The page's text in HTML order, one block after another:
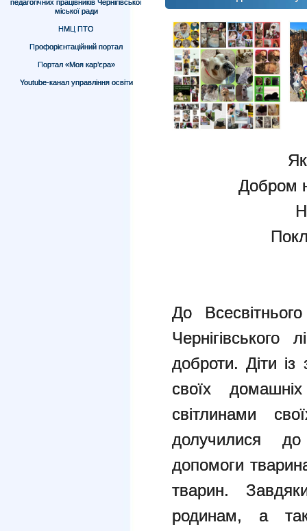
педагогічних працівників Чернігівської
міської ради
НМЦ ПТО
Профорієнтаційний портал
Портал «Моя кар’єра»
Youtube-канал управління освіти
Добром
До
доброти. Діти
своїх
світлинами
долучилися до
допомоги
тварин.
родинам, а